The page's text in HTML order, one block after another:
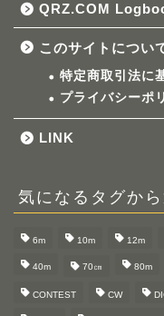
QRZ.COM
このサイトについ
特定商取引法に
プライバシーポ
LINK
気になるタグか
6m 10m 12m
40m 70㎝ 80m
CONTEST CW